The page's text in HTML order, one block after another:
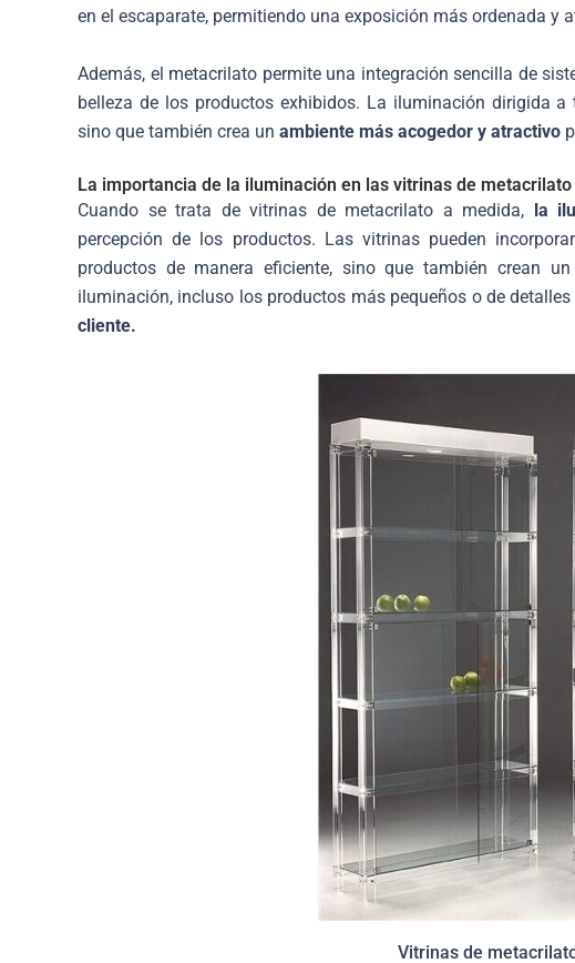
en el escaparate, permitiendo una exposición más ordenada y
Además, el metacrilato permite una integración sencilla de
belleza de los productos exhibidos. La iluminación dirigida
sino que también crea un ambiente más acogedor y atractivo
La importancia de la iluminación en las vitrinas de metacrilato
Cuando se trata de vitrinas de metacrilato a medida,
la
percepción de los productos. Las vitrinas pueden
productos de manera eficiente, sino que también crean
iluminación, incluso los productos más pequeños o de
cliente.
Vitrinas de